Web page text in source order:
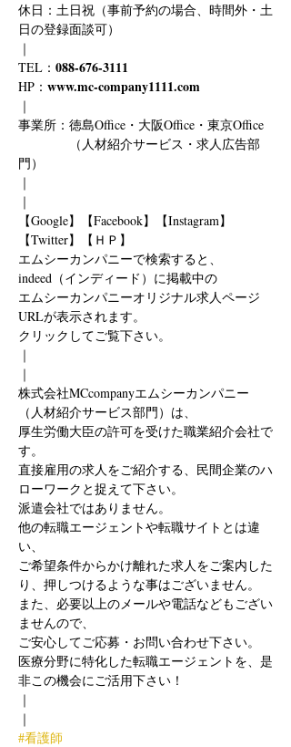
休日：土日祝（事前予約の場合、時間外・土
日の登録面談可）
｜
TEL： 088-676-3111
HP： www.mc-company1111.com
｜
事業所：徳島Office・大阪Office・東京Office
（人材紹介サービス・求人広告部
門）
｜
｜
【Google】【Facebook】【Instagram】
【Twitter】【ＨＰ】
エムシーカンパニーで検索すると、
indeed（インディード）に掲載中の
エムシーカンパニーオリジナル求人ページ
URLが表示されます。
クリックしてご覧下さい。
｜
｜
株式会社MCcompanyエムシーカンパニー
（人材紹介サービス部門）は、
厚生労働大臣の許可を受けた職業紹介会社で
す。
直接雇用の求人をご紹介する、民間企業のハ
ローワークと捉えて下さい。
派遣会社ではありません。
他の転職エージェントや転職サイトとは違
い、
ご希望条件からかけ離れた求人をご案内した
り、押しつけるような事はございません。
また、必要以上のメールや電話などもござい
ませんので、
ご安心してご応募・お問い合わせ下さい。
医療分野に特化した転職エージェントを、是
非この機会にご活用下さい！
｜
｜
#看護師